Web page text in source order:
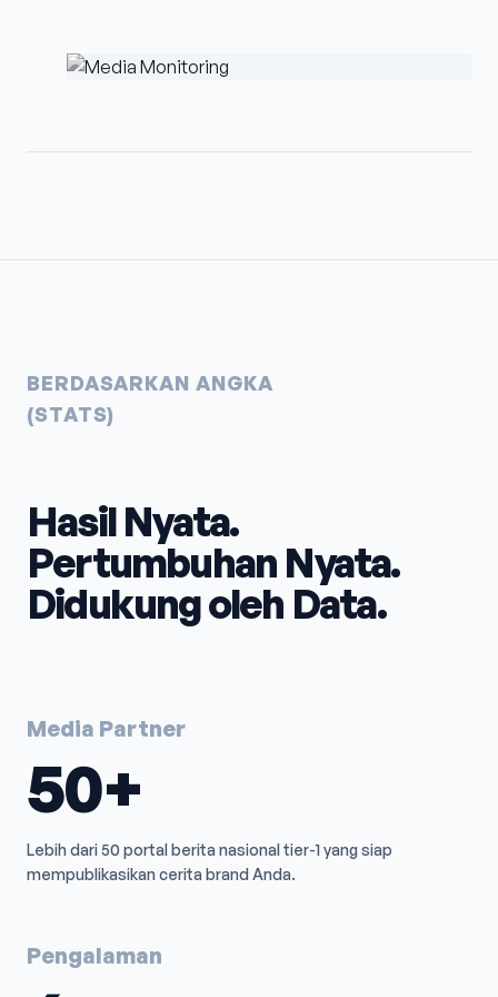
BERDASARKAN ANGKA
(STATS)
Hasil Nyata.
Pertumbuhan Nyata.
Didukung oleh Data.
Media Partner
50+
Lebih dari 50 portal berita nasional tier-1 yang siap
mempublikasikan cerita brand Anda.
Pengalaman